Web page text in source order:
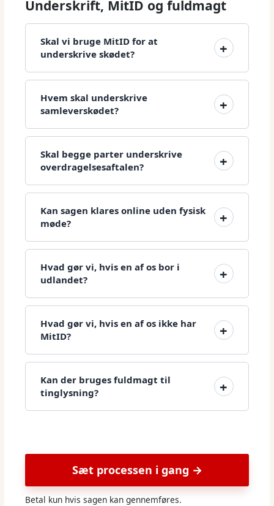
Underskrift, MitID og fuldmagt
Skal vi bruge MitID for at
underskrive skødet?
Hvem skal underskrive
samleverskødet?
Skal begge parter underskrive
overdragelsesaftalen?
Kan sagen klares online uden fysisk
møde?
Hvad gør vi, hvis en af os bor i
udlandet?
Hvad gør vi, hvis en af os ikke har
MitID?
Kan der bruges fuldmagt til
tinglysning?
Sæt processen i gang →
Betal kun hvis sagen kan gennemføres.